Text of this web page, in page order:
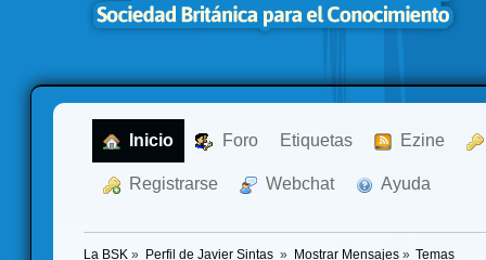
Inicio Foro Etiquetas Ezine
Registrarse Webchat Ayuda
La BSK » Perfil de Javier Sintas » Mostrar Mensajes» Temas